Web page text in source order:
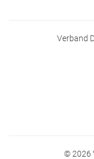
Verband
©2026